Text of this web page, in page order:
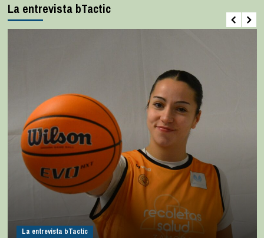
La entrevista bTactic
La entrevista bTactic